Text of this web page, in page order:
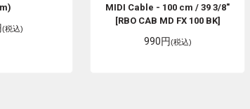
(税込)
MIDI Cable - 100 cm / 39 3/8"
[RBO CAB MD FX 100 BK]
990円(税込)